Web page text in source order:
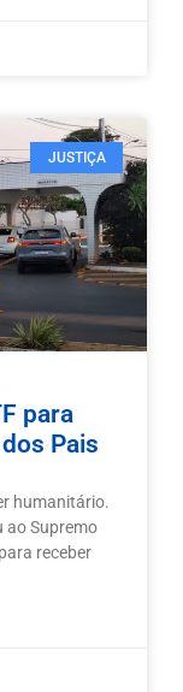
JUSTIÇA
para
Pais
humanitário.
ao Supremo
receber